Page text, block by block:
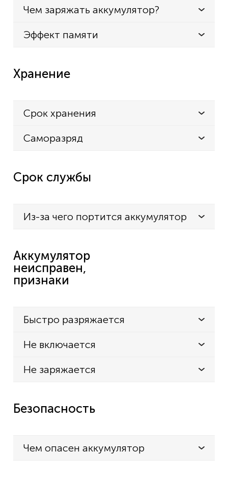
Чем заряжать аккумулятор?
Эффект памяти
Хранение
Срок хранения
Саморазряд
Срок службы
Из-за чего портится аккумулятор
Аккумулятор
неисправен,
признаки
Быстро разряжается
Не включается
Не заряжается
Безопасность
Чем опасен аккумулятор